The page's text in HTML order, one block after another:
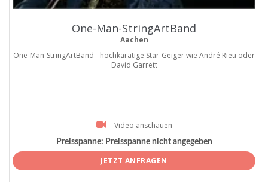
One-Man-StringArtBand
Aachen
One-Man-StringArtBand - hochkarätige Star-Geiger wie André Rieu oder
David Garrett
Video anschauen
Preisspanne: Preisspanne nicht angegeben
JETZT ANFRAGEN